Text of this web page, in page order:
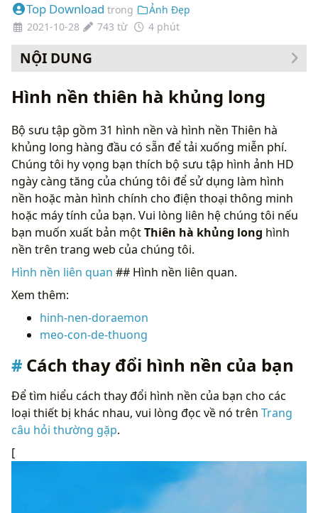
Top Download trong
Ảnh Đẹp
2021-10-28
743 từ 4 phút
NỘI DUNG
Hình nền thiên hà khủng long
Bộ sưu tập gồm 31 hình nền và hình nền Thiên hà
khủng long hàng đầu có sẵn để tải xuống miễn phí.
Chúng tôi hy vọng bạn thích bộ sưu tập hình ảnh HD
ngày càng tăng của chúng tôi để sử dụng làm hình
nền hoặc màn hình chính cho điện thoại thông minh
hoặc máy tính của bạn. Vui lòng liên hệ chúng tôi nếu
bạn muốn xuất bản mộtThiên hà khủng long hình
nền trên trang web của chúng tôi.
Hình nền liên quan ## Hình nền liên quan.
Xem thêm:
hinh-nen-doraemon
meo-con-de-thuong
Cách thay đổi hình nền của bạn
Để tìm hiểu cách thay đổi hình nền của bạn cho các
loại thiết bị khác nhau, vui lòng đọc về nó trên Trang
câu hỏi thường gặp.
[